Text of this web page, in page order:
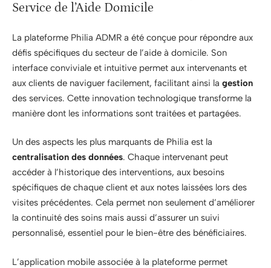
Service de l’Aide Domicile
La plateforme Philia ADMR a été conçue pour répondre aux
défis spécifiques du secteur de l’aide à domicile. Son
interface conviviale et intuitive permet aux intervenants et
aux clients de naviguer facilement, facilitant ainsi la gestion
des services. Cette innovation technologique transforme la
manière dont les informations sont traitées et partagées.
Un des aspects les plus marquants de Philia est la
centralisation des données. Chaque intervenant peut
accéder à l’historique des interventions, aux besoins
spécifiques de chaque client et aux notes laissées lors des
visites précédentes. Cela permet non seulement d’améliorer
la continuité des soins mais aussi d’assurer un suivi
personnalisé, essentiel pour le bien-être des bénéficiaires.
L’application mobile associée à la plateforme permet